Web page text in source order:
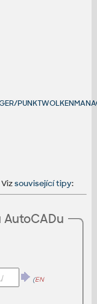
Vizsouvisející tipy:
(EN